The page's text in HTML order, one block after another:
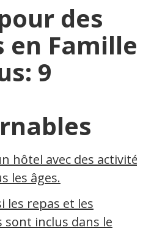
des
en Famille
9
hôtel avec des activités
les âges.
les repas et les
sont inclus dans le